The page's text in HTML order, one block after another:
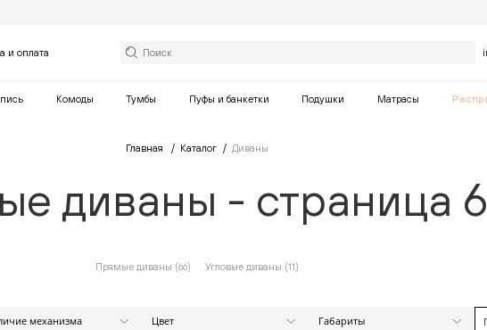
и оплата
Комоды Тумбы Пуфы и банкетки Подушки Матрасы
Главная Каталог Диваны
диваны - страница
Прямые диваны (66) Угловые диваны (11)
механизма
Цвет
Габариты